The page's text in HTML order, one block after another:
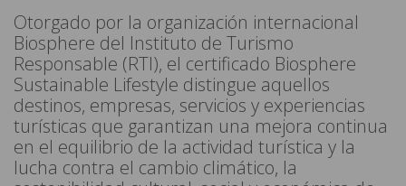
Otorgado por la organización internacional
Biosphere del Instituto de Turismo
Responsable (RTI), el certificado Biosphere
Sustainable Lifestyle distingue aquellos
destinos, empresas, servicios y experiencias
turísticas que garantizan una mejora continua
en el equilibrio de la actividad turística y la
lucha contra el cambio climático, la